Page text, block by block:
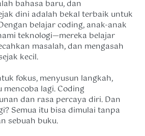
dini adalah bekal terbaik untuk
belajar coding, anak-anak
teknologi—mereka belajar
masalah, dan mengasah
kecil.
mencoba lagi. Coding
dan rasa percaya diri. Dan
Semua itu bisa dimulai tanpa
sebuah buku.